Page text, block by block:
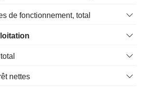
de fonctionnement, total
nettes